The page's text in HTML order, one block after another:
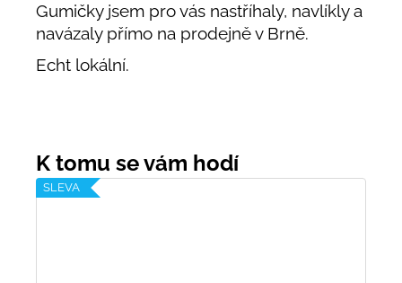
Gumičky jsem pro vás nastříhaly, navlíkly a
navázaly přímo na prodejně v Brně.
Echt lokální.
SLEVA